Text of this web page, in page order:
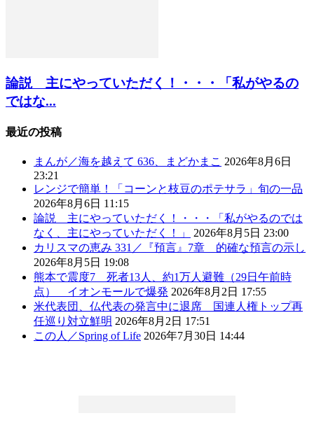
論説 主にやっていただく！・・・「私がやるの
ではな...
最近の投稿
まんが／海を越えて 636、まどかまこ 2026年8月6日
23:21
レンジで簡単！「コーンと枝豆のポテサラ」旬の一品
2026年8月6日 11:15
論説 主にやっていただく！・・・「私がやるのでは
なく、主にやっていただく！」
2026年8月5日 23:00
カリスマの恵み 331／『預言』7章 的確な預言の示し
2026年8月5日 19:08
熊本で震度7 死者13人、約1万人避難（29日午前時
点） イオンモールで爆発 2026年8月2日 17:55
米代表団、仏代表の発言中に退席 国連人権トップ再
任巡り対立鮮明 2026年8月2日 17:51
この人／Spring of Life 2026年7月30日 14:44